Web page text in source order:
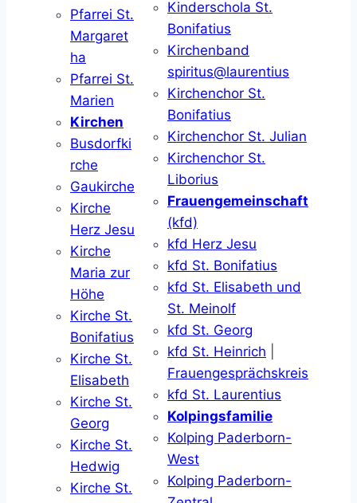
Pfarrei St.
Margaret
ha
Pfarrei St.
Marien
Kirchen
Busdorfki
rche
Gaukirche
Kirche
Herz Jesu
Kirche
Maria zur
Höhe
Kirche St.
Bonifatius
Kirche St.
Elisabeth
Kirche St.
Georg
Kirche St.
Hedwig
Kirche St.
Kinderschola St.
Bonifatius
Kirchenband
spiritus@laurentius
Kirchenchor St.
Bonifatius
Kirchenchor St. Julian
Kirchenchor St.
Liborius
Frauengemeinschaft
(kfd)
kfd Herz Jesu
kfd St. Bonifatius
kfd St. Elisabeth und
St. Meinolf
kfd St. Georg
kfd St. Heinrich
Frauengesprächskreis
kfd St. Laurentius
Kolpingsfamilie
Kolping Paderborn-
West
Kolping Paderborn-